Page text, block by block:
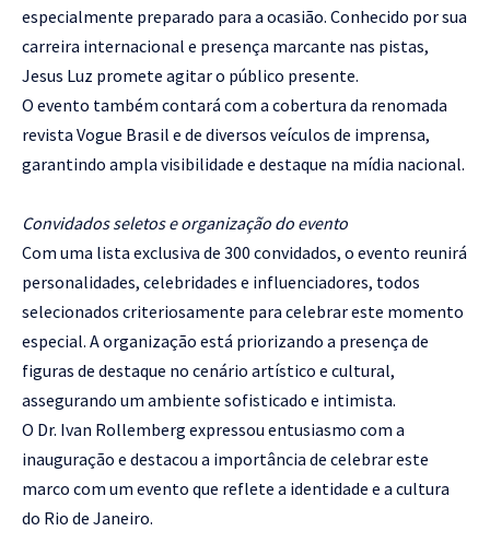
especialmente preparado para a ocasião. Conhecido por sua
carreira internacional e presença marcante nas pistas,
Jesus Luz promete agitar o público presente.
O evento também contará com a cobertura da renomada
revista Vogue Brasil e de diversos veículos de imprensa,
garantindo ampla visibilidade e destaque na mídia nacional.
Convidados seletos e organização do evento
Com uma lista exclusiva de 300 convidados, o evento reunirá
personalidades, celebridades e influenciadores, todos
selecionados criteriosamente para celebrar este momento
especial. A organização está priorizando a presença de
figuras de destaque no cenário artístico e cultural,
assegurando um ambiente sofisticado e intimista.
O Dr. Ivan Rollemberg expressou entusiasmo com a
inauguração e destacou a importância de celebrar este
marco com um evento que reflete a identidade e a cultura
do Rio de Janeiro.